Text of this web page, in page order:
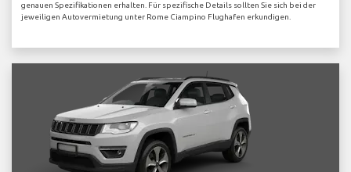
genauen Spezifikationen erhalten. Für spezifische Details sollten Sie sich bei der
jeweiligen Autovermietung unter Rome Ciampino Flughafen erkundigen.